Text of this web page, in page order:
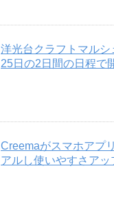
洋光台クラフトマルシ
25日の2日間の日程で
Creemaがスマホアプ
アルし使いやすさアッ